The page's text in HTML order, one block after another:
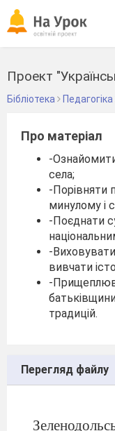
Проект
Бібліотека Педагогіка
Про матеріал
-
села;
-Порівняти
минулому і
-Поєднати
-
вивчати
-
традицій.
Перегляд файлу